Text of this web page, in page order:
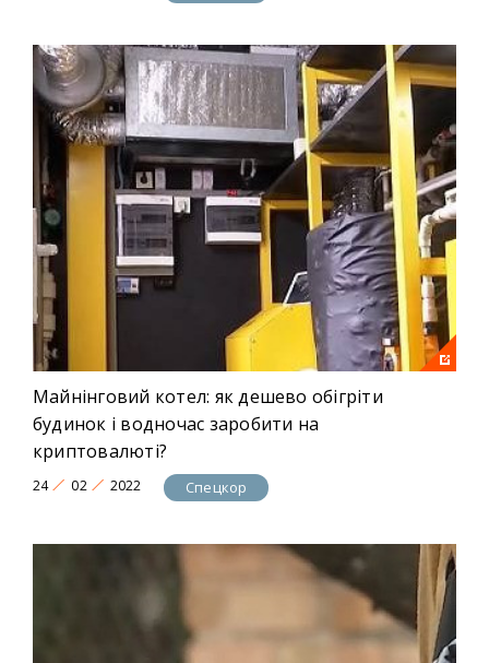
Майнінговий котел: як дешево обігріти
будинок і водночас заробити на
криптовалюті?
24 02 2022 Спецкор